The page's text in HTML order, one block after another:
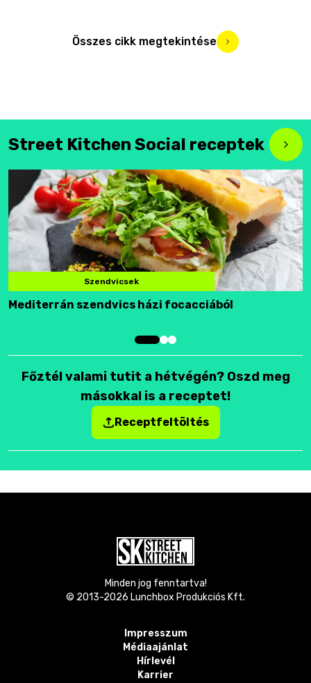
Összes cikk megtekintése
Street Kitchen Social receptek
Szendvicsek
Mediterrán szendvics házi focacciából
Főztél valami tutit a hétvégén? Oszd meg
másokkal is a receptet!
Receptfeltöltés
Minden jog fenntartva!
© 2013-2026 Lunchbox Produkciós Kft.
Impresszum
Médiaajánlat
Hírlevél
Karrier